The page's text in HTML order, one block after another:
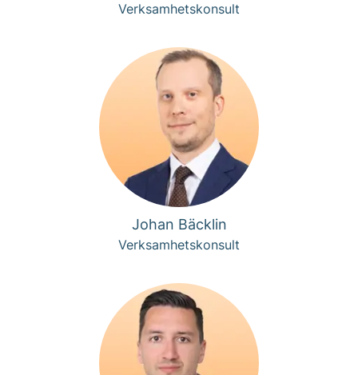
Verksamhetskonsult
Johan Bäcklin
Verksamhetskonsult